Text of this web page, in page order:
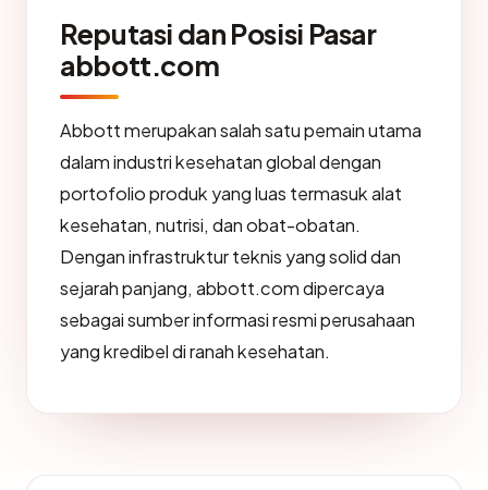
Reputasi dan Posisi Pasar
abbott.com
Abbott merupakan salah satu pemain utama
dalam industri kesehatan global dengan
portofolio produk yang luas termasuk alat
kesehatan, nutrisi, dan obat-obatan.
Dengan infrastruktur teknis yang solid dan
sejarah panjang, abbott.com dipercaya
sebagai sumber informasi resmi perusahaan
yang kredibel di ranah kesehatan.